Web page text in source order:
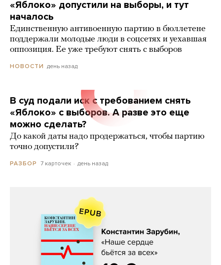
«Яблоко» допустили на выборы, и тут
началось
Единственную антивоенную партию в бюллетене
поддержали молодые люди в соцсетях и уехавшая
оппозиция. Ее уже требуют снять с выборов
НОВОСТИ день назад
В суд подали иск с требованием снять
«Яблоко» с выборов. А разве это еще
можно сделать?
До какой даты надо продержаться, чтобы партию
точно допустили?
РАЗБОР 7 карточек день назад